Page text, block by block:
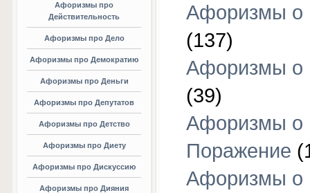
Афоризмы про
Действительность
Афоризмы про Дело
Афоризмы про Демократию
Афоризмы про Деньги
Афоризмы про Депутатов
Афоризмы про Детство
Афоризмы про Диету
Афоризмы про Дискуссию
Афоризмы про Дияния
Афоризмы о
(137)
Афоризмы о
(39)
Афоризмы о
Поражение
Афоризмы о